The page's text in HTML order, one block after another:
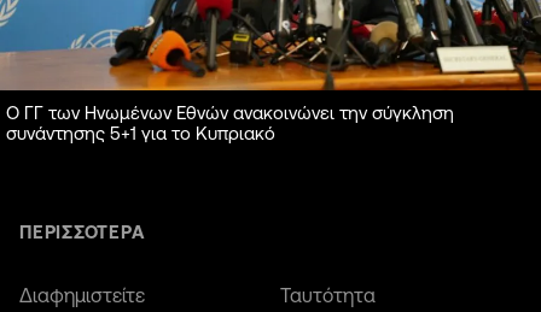
Ο ΓΓ των Ηνωμένων Εθνών ανακοινώνει την σύγκληση
συνάντησης 5+1 για το Κυπριακό
ΠΕΡΙΣΣΟΤΕΡΑ
Διαφημιστείτε Ταυτότητα